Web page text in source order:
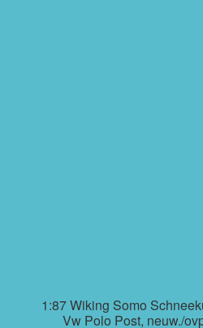
1:87 Wiking Somo
Vw Polo Post, neuw./